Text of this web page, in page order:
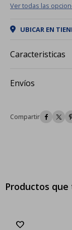
Ver todas las
UBICAR EN
Caracteristicas
Envíos
 
Productos